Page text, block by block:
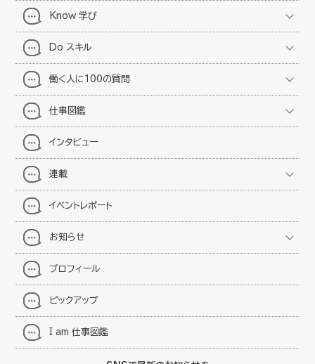
Know 学び
Do スキル
働く人に100の質問
仕事図鑑
インタビュー
連載
イベントレポート
お知らせ
プロフィール
ピックアップ
I am 仕事図鑑